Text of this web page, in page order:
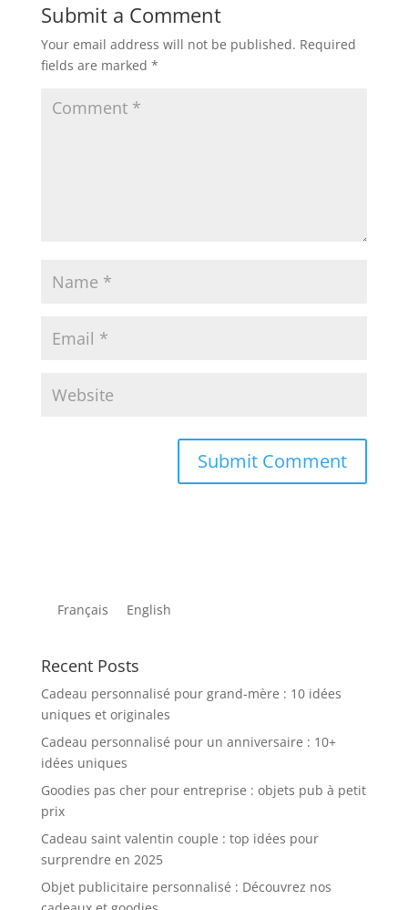
Submit a Comment
Your email address will not be published. Required
fields are marked *
Français English
Recent Posts
Cadeau personnalisé pour grand-mère : 10 idées
uniques et originales
Cadeau personnalisé pour un anniversaire : 10+
idées uniques
Goodies pas cher pour entreprise : objets pub à petit
prix
Cadeau saint valentin couple : top idées pour
surprendre en 2025
Objet publicitaire personnalisé : Découvrez nos